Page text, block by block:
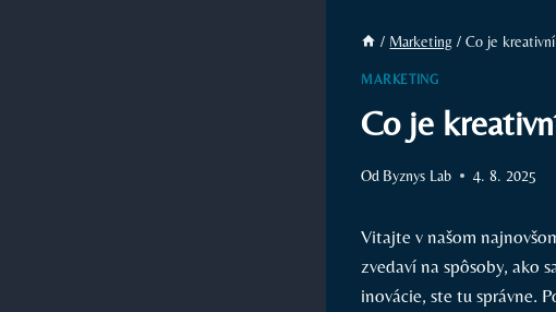
/ Marketing / Co je
MARKETING
Co je
Od Byznys Lab 4. 8. 2025
Vitajte v našom
zvedaví na spôsoby,⁢ ako
⁢inovácie, ste ‍tu správne.